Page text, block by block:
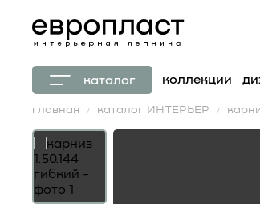
каталог коллекции
главная каталог ИНТЕРЬЕР